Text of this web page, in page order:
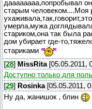
даааааааа,попробывал
старым человеком....Моя
умерла,мужа
стариком,она так была
дом убирает где-
стариками
[28] MissRita[05.05.2011,
Доступно только для
[29] Rosinka[05.05.2011,
Ну да, жанишок , блин